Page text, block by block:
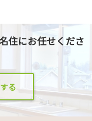
住にお任せくださ
る